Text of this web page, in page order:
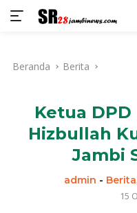
kontenBeranda Berita
Ketua DPD
Hizbullah
Jambi
admin - Berita
15